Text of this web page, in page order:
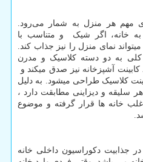
مهم هر منزل به شمار می‌رود.
به خانه، اگر شیک و متناسب با
نمای منزل را نیز جذاب‌ کند.
به دو دسته کلاسیک و مدرن
آشپزخانه نیز صدق میکند و
کلاسیک طراحی میشود. به دلیل
هر سلیقه و دیزاینی مطابقت دارد ،
خانه ها قرار گرفته و موضوع
جذابیت دکوراسیون داخلی خانه